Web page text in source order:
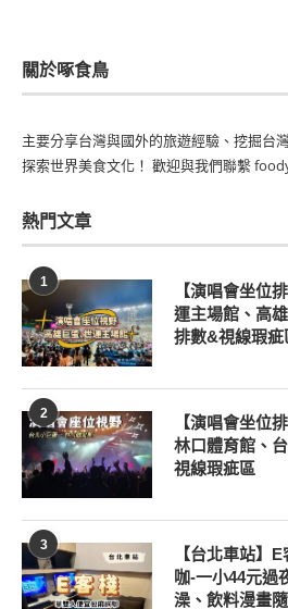
關於啄食鳥
主要分享台灣與國外的旅遊經驗、挖掘台
探索世界美食文化！ 歡迎與我們聯繫
熱門文章
1
【演唱會坐位
運主場館、高
排數&視線瑕疵
2
【演唱會坐位
林口體育館、
視線瑕疵區
3
【台北車站】
咖-一小44元過
澡、飲料漫畫